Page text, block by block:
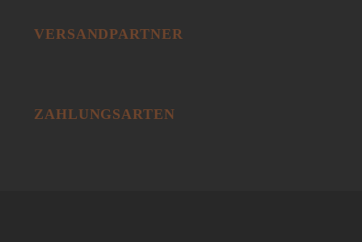
VERSANDPARTNER
ZAHLUNGSARTEN